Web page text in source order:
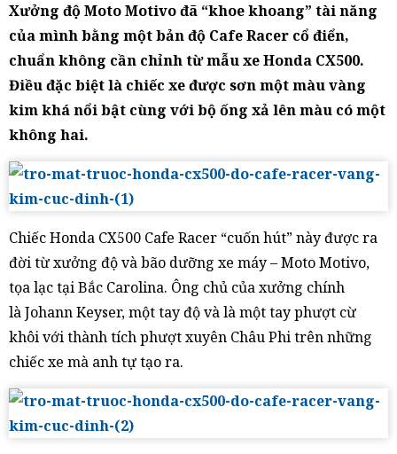
Xưởng độ Moto Motivo đã “khoe khoang” tài năng
của mình bằng một bản độ Cafe Racer cổ điển,
chuẩn không cần chỉnh từ mẫu xe Honda CX500.
Điều đặc biệt là chiếc xe được sơn một màu vàng
kim khá nổi bật cùng với bộ ống xả lên màu có một
không hai.
Chiếc Honda CX500 Cafe Racer “cuốn hút” này được ra
đời từ xưởng độ và bão dưỡng xe máy – Moto Motivo,
tọa lạc tại Bắc Carolina. Ông chủ của xưởng chính
là Johann Keyser, một tay độ và là một tay phượt cừ
khôi với thành tích phượt xuyên Châu Phi trên những
chiếc xe mà anh tự tạo ra.